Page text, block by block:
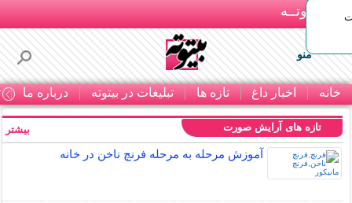
بـیتوتــه
منو
خانه اخبار داغ تازه ها تبلیغات در بیتوته درباره ما
تازه های آرایش صورت
آموزش مرحله به مرحله فرنچ ناخن در خانه
بیشتر